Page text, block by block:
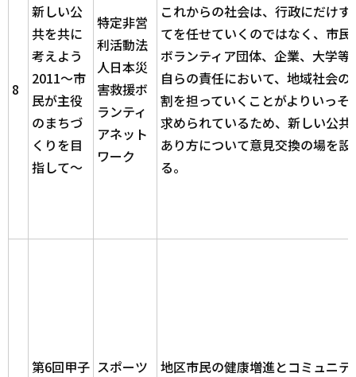
8
新しい公
共を共に
考えよう
2011～市
民が主役
のまちづ
くりを目
指して～
特定非営
利活動法
人日本災
害救援ボ
ランティ
アネット
ワーク
これからの社会は、行政にだけす
てを任せていくのではなく、市民
ボランティア団体、企業、大学等
自らの責任において、地域社会の
割を担っていくことがよりいっそ
求められているため、新しい公共
あり方について意見交換の場を設
る。
第6回甲子 スポーツ
地区市民の健康増進とコミュニテ